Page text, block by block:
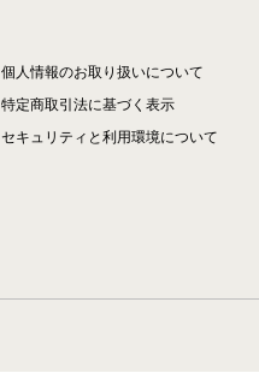
個人情報のお取り扱いについて
特定商取引法に基づく表示
セキュリティと利用環境について